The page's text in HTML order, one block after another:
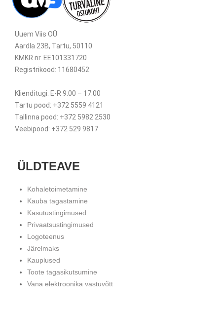
Uuem Viis OÜ
Aardla 23B, Tartu, 50110
KMKR nr. EE101331720
Registrikood: 11680452
Klienditugi: E-R 9.00 – 17.00
Tartu pood: +372 5559 4121
Tallinna pood: +372 5982 2530
Veebipood: +372 529 9817
ÜLDTEAVE
Kohaletoimetamine
Kauba tagastamine
Kasutustingimused
Privaatsustingimused
Logoteenus
Järelmaks
Kauplused
Toote tagasikutsumine
Vana elektroonika vastuvõtt